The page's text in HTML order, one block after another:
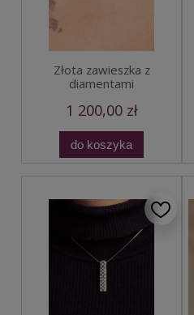
Złota zawieszka z
diamentami
1 200,00 zł
do koszyka